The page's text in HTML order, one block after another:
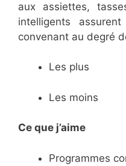
aux assiettes,
intelligents
convenant au degré
Les plus
Les moins
Ce que j’aime
Programmes